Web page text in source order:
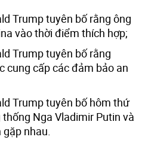
Trump tuyên bố rằng ông
vào thời điểm thích hợp;
Trump tuyên bố rằng
cung cấp các đảm bảo an
Trump tuyên bố hôm thứ
Nga Vladimir Putin và
nhau.